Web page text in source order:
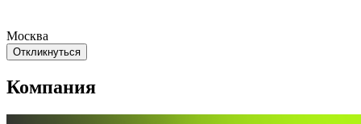
Москва
Откликнуться
Компания